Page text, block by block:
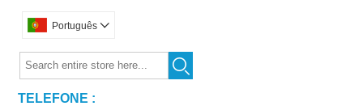
Português 

TELEFONE :